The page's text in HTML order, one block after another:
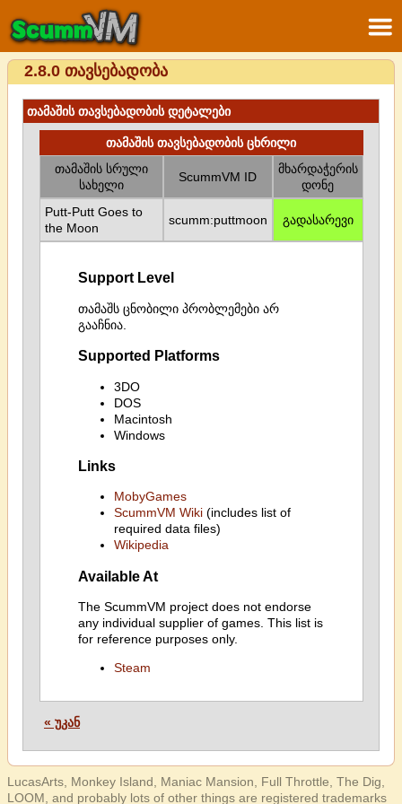
2.8.0 თავსებადობა
თამაშის თავსებადობის დეტალები
თამაშის თავსებადობის ცხრილი
თამაშის სრული
სახელი
ScummVM ID
მხარდაჭერის
დონე
Putt-Putt Goes to
the Moon
scumm:puttmoon გადასარევი
Support Level
თამაშს ცნობილი პრობლემები არ
გააჩნია.
Supported Platforms
3DO
DOS
Macintosh
Windows
Links
MobyGames
ScummVM Wiki(includes list of
required data files)
Wikipedia
Available At
The ScummVM project does not endorse
any individual supplier of games. This list is
for reference purposes only.
Steam
« უკან
LucasArts, Monkey Island, Maniac Mansion, Full Throttle, The Dig,
LOOM, and probably lots of other things are registered trademarks